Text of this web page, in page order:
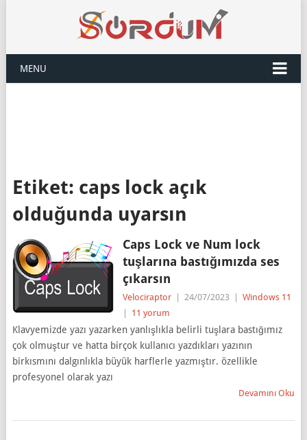
MENU
Etiket: caps lock açık
olduğunda uyarsın
Caps Lock ve Num lock
tuşlarına bastığımızda ses
çıkarsın
Velociraptor 24/07/2023
Windows 11
11 yorum
Klavyemizde yazı yazarken yanlışlıkla belirli tuşlara bastığımız
çok olmuştur ve hatta birçok kullanıcı yazdıkları yazının
birkısmını dalgınlıkla büyük harflerle yazmıştır. özellikle
profesyonel olarak yazı
Devamını Oku